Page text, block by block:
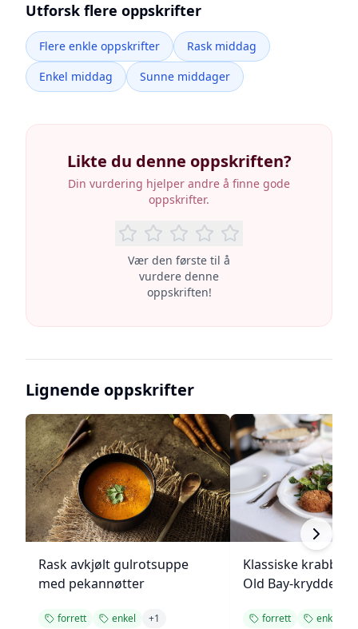
Utforsk flere oppskrifter
Flere enkle oppskrifter
Rask middag
Enkel middag
Sunne middager
Likte du denne oppskriften?
Din vurdering hjelper andre å finne gode
oppskrifter.
Vær den første til å
vurdere denne
oppskriften!
Lignende oppskrifter
Rask avkjølt gulrotsuppe
med pekannøtter
forrett enkel +1
Klassiske
Old Bay-krydder
forrett enkel